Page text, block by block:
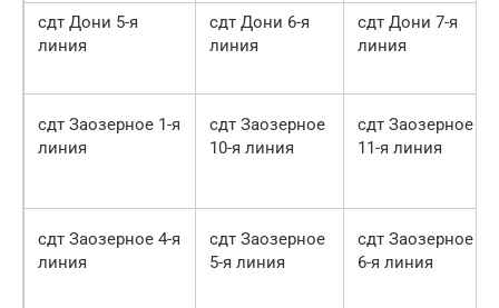
сдт Дони 5-я
линия
сдт Дони 6-я
линия
сдт Дони 7-я
линия
сдт Заозерное 1-я
линия
сдт Заозерное
10-я линия
сдт Заозерное
11-я линия
сдт Заозерное 4-я
линия
сдт Заозерное
5-я линия
сдт Заозерное
6-я линия